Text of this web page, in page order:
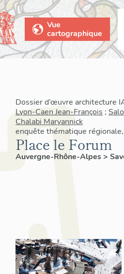
Vue
cartographique
Dossier d’œuvre architecture
Lyon-Caen Jean-François ;
Chalabi Maryannick
enquête thématique
Place le Forum
Auvergne-Rhône-Alpes>